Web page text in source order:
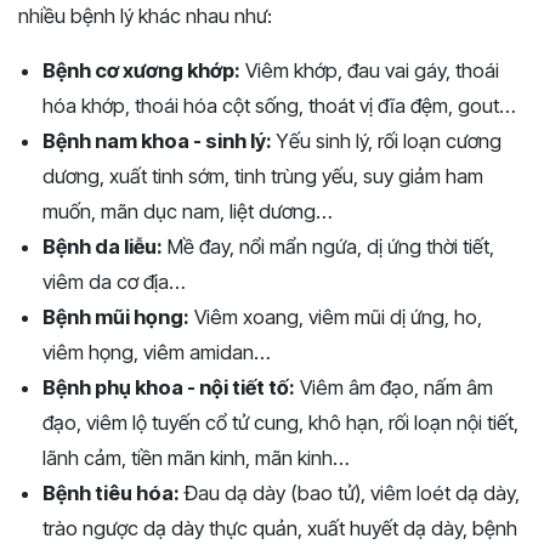
nhiều bệnh lý khác nhau như:
Bệnh cơ xương khớp: Viêm khớp, đau vai gáy, thoái
hóa khớp, thoái hóa cột sống, thoát vị đĩa đệm, gout…
Bệnh nam khoa - sinh lý: Yếu sinh lý, rối loạn cương
dương, xuất tinh sớm, tinh trùng yếu, suy giảm ham
muốn, mãn dục nam, liệt dương…
Bệnh da liễu: Mề đay, nổi mẩn ngứa, dị ứng thời tiết,
viêm da cơ địa…
Bệnh mũi họng: Viêm xoang, viêm mũi dị ứng, ho,
viêm họng, viêm amidan…
Bệnh phụ khoa - nội tiết tố: Viêm âm đạo, nấm âm
đạo, viêm lộ tuyến cổ tử cung, khô hạn, rối loạn nội tiết,
lãnh cảm, tiền mãn kinh, mãn kinh…
Bệnh tiêu hóa: Đau dạ dày (bao tử), viêm loét dạ dày,
trào ngược dạ dày thực quản, xuất huyết dạ dày, bệnh